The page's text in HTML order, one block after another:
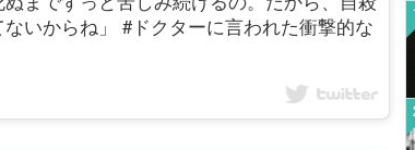
いからね」 #ドクターに言われた衝撃的な